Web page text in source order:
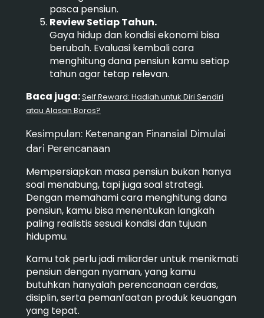
pasca pensiun.
Review Setiap Tahun.
Gaya hidup dan kondisi ekonomi bisa
berubah. Evaluasi kembali cara
menghitung dana pensiun kamu setiap
tahun agar tetap relevan.
Baca juga:Self Reward: Hadiah untuk Diri Sendiri
atau Alasan Boros?
Kesimpulan: Ketenangan Finansial Dimulai
dari Perencanaan
Mempersiapkan masa pensiun bukan hanya
soal menabung, tapi juga soal strategi.
Dengan memahami cara menghitung dana
pensiun, kamu bisa menentukan langkah
paling realistis sesuai kondisi dan tujuan
hidupmu.
Kamu tak perlu jadi miliarder untuk menikmati
pensiun dengan nyaman, yang kamu
butuhkan hanyalah perencanaan cerdas,
disiplin, serta pemanfaatan produk keuangan
yang tepat.